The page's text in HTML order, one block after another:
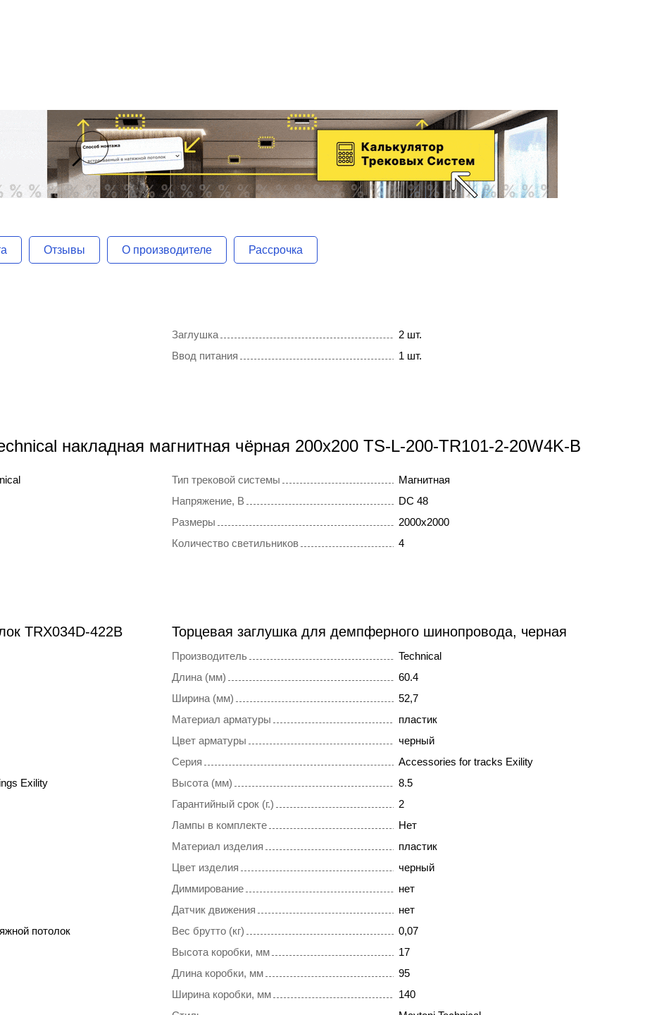
Отзывы О производителе Рассрочка
Заглушка
2 шт.
Ввод питания
1 шт.
накладная магнитная чёрная 200x200 TS-L-200-TR101-2-20W4K-B
Тип трековой системы
Магнитная
Напряжение, В
DC 48
Размеры
2000x2000
Количество светильников
4
TRX034D-422B
Exility
потолок
Торцевая заглушка для демпферного шинопровода, черная
Производитель
Technical
Длина (мм)
60.4
Ширина (мм)
52,7
Материал арматуры
пластик
Цвет арматуры
черный
Серия
Accessories for tracks Exility
Высота (мм)
8.5
Гарантийный срок (г.)
2
Лампы в комплекте
Нет
Материал изделия
пластик
Цвет изделия
черный
Диммирование
нет
Датчик движения
нет
Вес брутто (кг)
0,07
Высота коробки, мм
17
Длина коробки, мм
95
Ширина коробки, мм
140